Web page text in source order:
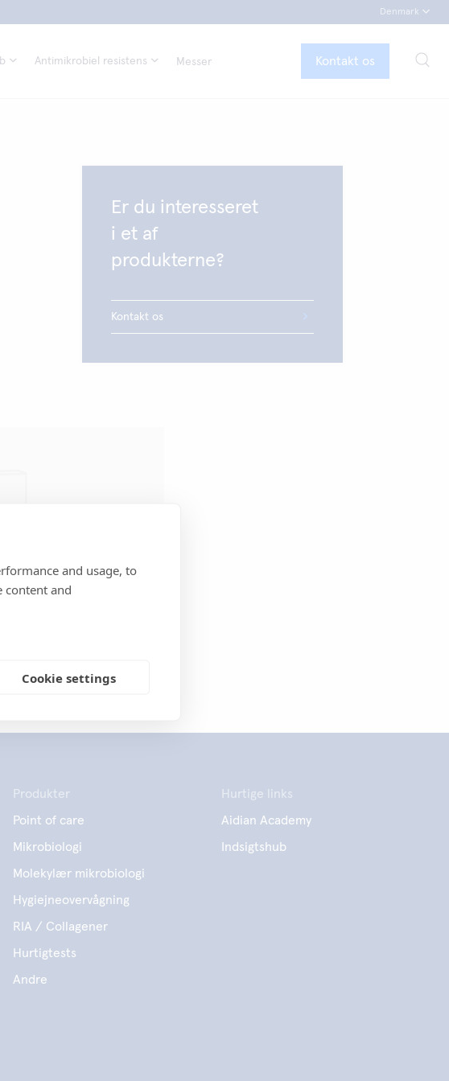
and usage, to
content and
Cookie settings
Denmark
Antimikrobiel resistens Messer Kontakt os
Er du interesseret
i et af
produkterne?
Kontakt os
Produkter
Point of care
Mikrobiologi
Molekylær mikrobiologi
Hygiejneovervågning
RIA / Collagener
Hurtigtests
Andre
Hurtige links
Aidian Academy
Indsigtshub